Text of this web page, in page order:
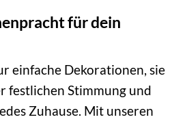
für dein
einfache Dekorationen, sie
festlichen Stimmung und
Zuhause. Mit unseren